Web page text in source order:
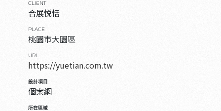
CLIENT
合展悦恬
PLACE
桃園市大園區
URL
https://yuetian.com.tw
設計項目
個案網
所在區域